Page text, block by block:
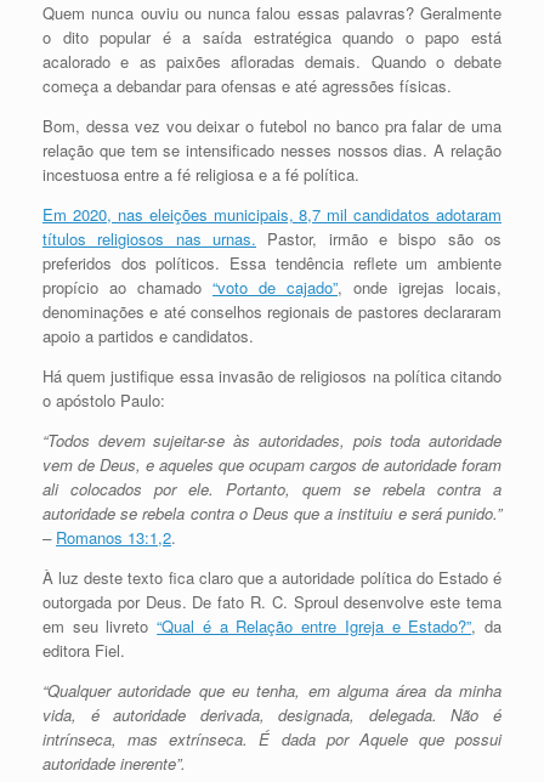
Quem nunca ouviu ou nunca falou essas palavras? Geralmente
o dito popular é a saída estratégica quando o papo está
acalorado e as paixões afloradas demais. Quando o debate
começa a debandar para ofensas e até agressões físicas.
Bom, dessa vez vou deixar o futebol no banco pra falar de uma
relação que tem se intensificado nesses nossos dias. A relação
incestuosa entre a fé religiosa e a fé política.
Em 2020, nas eleições municipais, 8,7 mil candidatos adotaram
títulos religiosos nas urnas. Pastor, irmão e bispo são os
preferidos dos políticos. Essa tendência reflete um ambiente
propício ao chamado “voto de cajado”, onde igrejas locais,
denominações e até conselhos regionais de pastores declararam
apoio a partidos e candidatos.
Há quem justifique essa invasão de religiosos na política citando
o apóstolo Paulo:
“Todos devem sujeitar-se às autoridades, pois toda autoridade
vem de Deus, e aqueles que ocupam cargos de autoridade foram
ali colocados por ele. Portanto, quem se rebela contra a
autoridade se rebela contra o Deus que a instituiu e será punido.”
– Romanos 13:1,2.
À luz deste texto fica claro que a autoridade política do Estado é
outorgada por Deus. De fato R. C. Sproul desenvolve este tema
em seu livreto“Qual é a Relação entre Igreja e Estado?”, da
editora Fiel.
“Qualquer autoridade que eu tenha, em alguma área da minha
vida, é autoridade derivada, designada, delegada. Não é
intrínseca, mas extrínseca. É dada por Aquele que possui
autoridade inerente”.